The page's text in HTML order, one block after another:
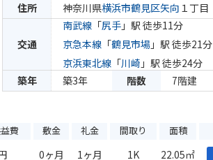
住所 神奈川県横浜市鶴見区矢向 １丁目
交通
南武線 「尻手 」駅 徒歩11分
京急本線 「鶴見市場 」駅 徒歩21分
京浜東北線 「川崎 」駅 徒歩24分
築年
築3年 階数 7階建
費 敷金 礼金 間取り 面積
0ヶ月 1ヶ月 1K 22.05㎡